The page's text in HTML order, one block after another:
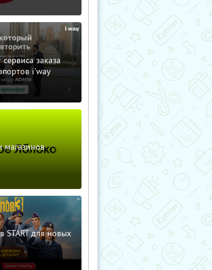
заказа
i'way
магазинов
START для новых